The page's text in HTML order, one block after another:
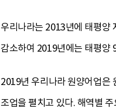
우리나라는 2013년에 태평양
감소하여 2019년에는 태평양
2019년 우리나라 원양어업은
조업을 펼치고 있다. 해역별